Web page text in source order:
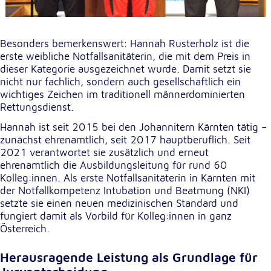
Besonders bemerkenswert: Hannah Rusterholz ist die
erste weibliche Notfallsanitäterin, die mit dem Preis in
dieser Kategorie ausgezeichnet wurde. Damit setzt sie
nicht nur fachlich, sondern auch gesellschaftlich ein
wichtiges Zeichen im traditionell männerdominierten
Rettungsdienst.
Hannah ist seit 2015 bei den Johannitern Kärnten tätig –
zunächst ehrenamtlich, seit 2017 hauptberuflich. Seit
2021 verantwortet sie zusätzlich und erneut
ehrenamtlich die Ausbildungsleitung für rund 60
Kolleg:innen. Als erste Notfallsanitäterin in Kärnten mit
der Notfallkompetenz Intubation und Beatmung (NKI)
setzte sie einen neuen medizinischen Standard und
fungiert damit als Vorbild für Kolleg:innen in ganz
Österreich.
Herausragende Leistung als Grundlage für
Google LLC
Einbinden von interaktiven Google Karten
Cookie Laufzeit:
6 Monate